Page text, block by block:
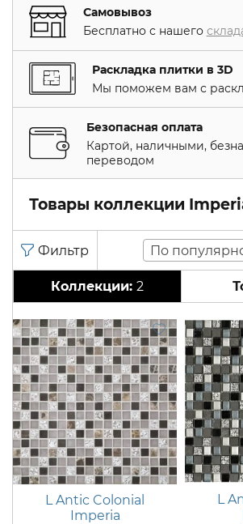
Самовывоз
Бесплатно с нашего
Раскладка плитки в 3D
Мы поможем вам с
Безопасная оплата
Картой, наличными,
переводом
Товары коллекции
По
2
L Antic Colonial
Imperia
L